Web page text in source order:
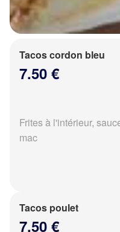
Tacos cordon bleu
7.50 €
Frites à l'intérieur,
mac
Tacos poulet
7.50 €